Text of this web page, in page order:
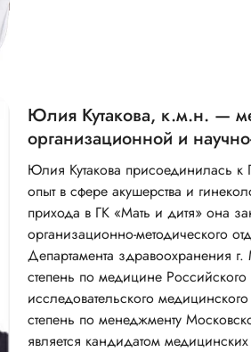
Юлия Кутакова, к.м.н. —
организационной и
Юлия Кутакова присоединилась к
опыт в сфере акушерства и
прихода в ГК «Мать и дитя» она
организационно-методического
Департамента здравоохранения
степень по медицине
исследовательского
степень по менеджменту
является кандидатом